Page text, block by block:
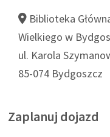
Biblioteka
Wielkiego w
ul. Karola
85-074 Bydgoszcz
Zaplanuj dojazd